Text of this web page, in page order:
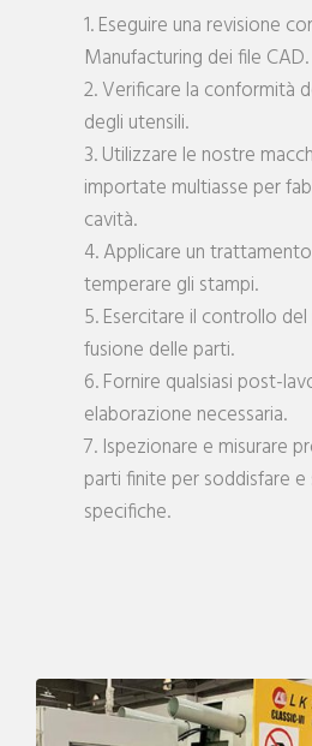
1. Eseguire una revisione
Manufacturing dei file CAD.
2. Verificare la conformità
degli utensili.
3. Utilizzare le nostre
importate multiasse per
cavità.
4. Applicare un
temperare gli stampi.
5. Esercitare il controllo
fusione delle parti.
6. Fornire qualsiasi post-
elaborazione necessaria.
7. Ispezionare e misurare
parti finite per soddisfare
specifiche.